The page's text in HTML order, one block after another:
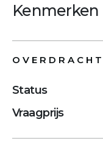
Kenmerken
OVERDRACHT
Status
Vraagprijs